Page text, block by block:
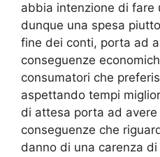
abbia intenzione di fare
dunque una spesa
fine dei conti, porta ad
conseguenze
consumatori che
aspettando tempi
di attesa porta ad avere
conseguenze che
danno di una carenza